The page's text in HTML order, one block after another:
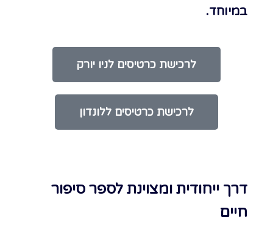
במיוחד.
לרכישת כרטיסים לניו יורק
לרכישת כרטיסים ללונדון
דרך ייחודית ומצוינת לספר סיפור
חיים